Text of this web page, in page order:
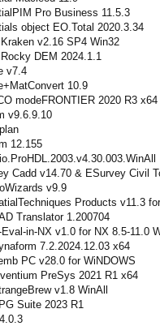
Pro Business 11.5.3
object EO.Total 2020.3.34
v2.16 SP4 Win32
DEM 2024.1.1
v7.4
10.9
modeFRONTIER 2020 R3 x64
v9.6.9.10
12.155
Cadd v14.70 & ESurvey Civil
v9.9
Products v11.3
Translator 1.200704
Eval-in-NX v1.0 for NX 8.5-11.0
7.2.2024.12.03 x64
PC v28.0 for WiNDOWS
PreSys 2021 R1 x64
v1.8 WinAll
Suite 2023 R1